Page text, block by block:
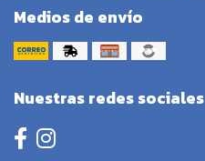
Medios de envío
Nuestras redes sociales